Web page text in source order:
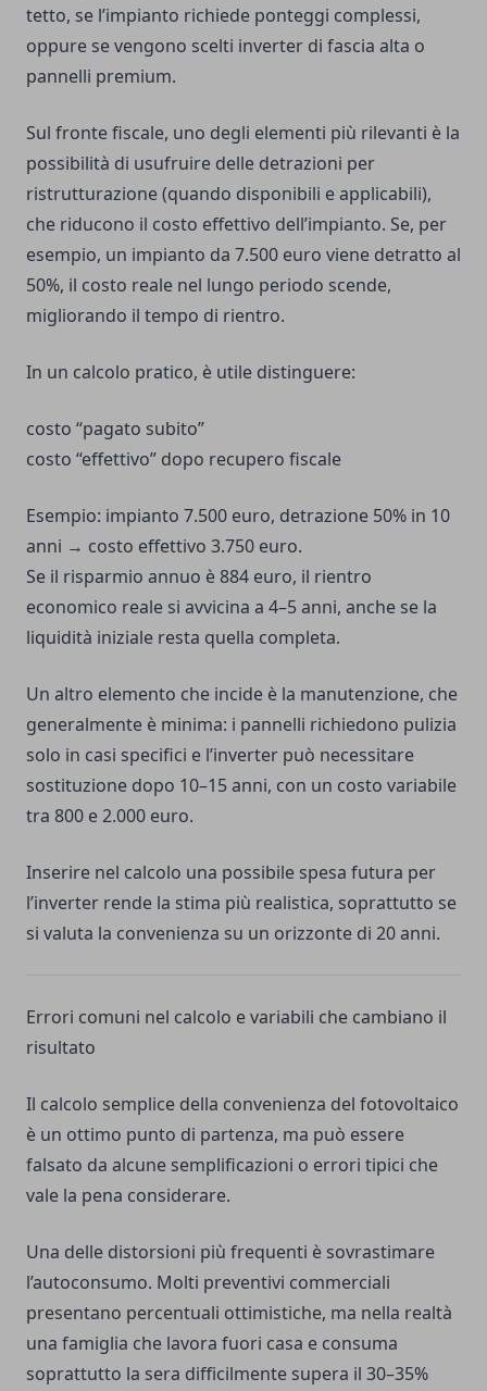
tetto, se l’impianto richiede ponteggi complessi,
oppure se vengono scelti inverter di fascia alta o
pannelli premium.
Sul fronte fiscale, uno degli elementi più rilevanti è la
possibilità di usufruire delle detrazioni per
ristrutturazione (quando disponibili e applicabili),
che riducono il costo effettivo dell’impianto. Se, per
esempio, un impianto da 7.500 euro viene detratto al
50%, il costo reale nel lungo periodo scende,
migliorando il tempo di rientro.
In un calcolo pratico, è utile distinguere:
costo “pagato subito”
costo “effettivo” dopo recupero fiscale
Esempio: impianto 7.500 euro, detrazione 50% in 10
anni → costo effettivo 3.750 euro.
Se il risparmio annuo è 884 euro, il rientro
economico reale si avvicina a 4–5 anni, anche se la
liquidità iniziale resta quella completa.
Un altro elemento che incide è la manutenzione, che
generalmente è minima: i pannelli richiedono pulizia
solo in casi specifici e l’inverter può necessitare
sostituzione dopo 10–15 anni, con un costo variabile
tra 800 e 2.000 euro.
Inserire nel calcolo una possibile spesa futura per
l’inverter rende la stima più realistica, soprattutto se
si valuta la convenienza su un orizzonte di 20 anni.
Errori comuni nel calcolo e variabili che cambiano il
risultato
Il calcolo semplice della convenienza del fotovoltaico
è un ottimo punto di partenza, ma può essere
falsato da alcune semplificazioni o errori tipici che
vale la pena considerare.
Una delle distorsioni più frequenti è sovrastimare
l’autoconsumo. Molti preventivi commerciali
presentano percentuali ottimistiche, ma nella realtà
una famiglia che lavora fuori casa e consuma
soprattutto la sera difficilmente supera il 30–35%